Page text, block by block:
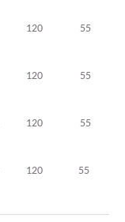
120 55
120 55
120 55
120 55